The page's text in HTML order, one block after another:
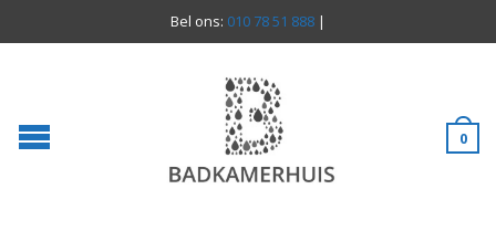
Bel ons: 010 78 51 888 |
0